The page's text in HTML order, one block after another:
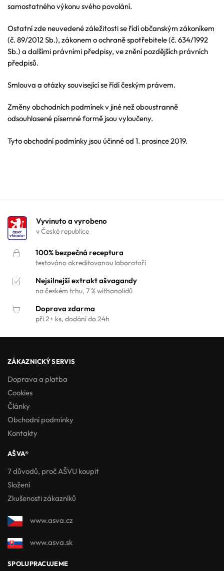
samostatného výkonu svého povolání.
Ostatní zde neuvedené záležitosti se řídí občanským zákoníkem
(č. 89/2012 Sb.), zákonem o ochraně spotřebitele (č. 634/1992
Sb.) a dalšími právními předpisy, ve znění pozdějších právních
předpisů.
Smlouva a otázky související se řídí českým právem.
Změny obchodních podmínek v jiné než oboustranně
odsouhlasené písemné formě jsou vyloučeny.
Tyto obchodní podmínky jsou účinné od 1. prosince 2019.
Vyvinuto a vyrobeno
v České republice
100% bezpečná receptura
testováno akreditovanou laboratoří
Nejsilnejší extrakt ašvagandy
na českém trhu, 7 % withanolidů
Doprava zdarma
při 2+ ks, dodání do 24h
ZÁKAZNICKÝ SERVIS
Doprava a platba
Cookies
Články
Obchodní podmínky
Kontakty
AŠVA®
7 důvodů, proč AŠVU koupit
Složení
Zkušenosti zákazníků
www.asva.cz
www.asva.sk
SPOLUPRACUJEME